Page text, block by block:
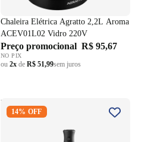
Chaleira Elétrica Agratto 2,2L Aroma
ACEV01L02 Vidro 220V
Preço promocional R$ 95,67
NO PIX
ou 2x de R$ 51,99sem juros
Mixer Electrolux TruFlow
Processador e Batedor de Claras
14% OFF